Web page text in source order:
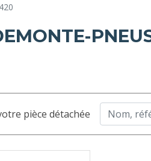
pièce détachée